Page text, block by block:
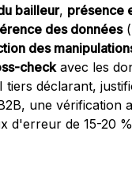
bailleur, présence
des données
des
checkavec les
tiers déclarant,
une vérification
d'erreur de 15-20